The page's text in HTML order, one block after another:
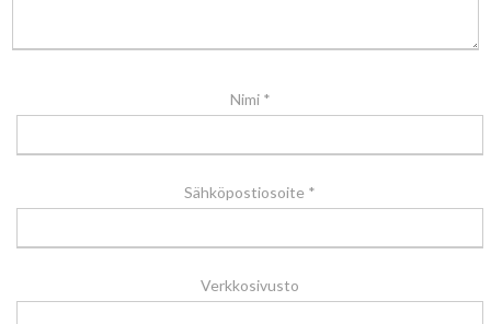
Nimi *
Sähköpostiosoite *
Verkkosivusto